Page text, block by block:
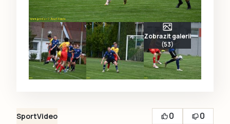
Zobrazit galerii
(53)
SportVideo 0
0